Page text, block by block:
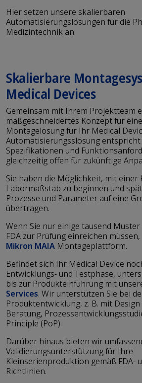
Hier setzen unsere skalierbaren
Automatisierungslösungen für die
Medizintechnik an.
Skalierbare
Medical Devices
Gemeinsam mit Ihrem Projektteam
maßgeschneidertes Konzept für
Montagelösung für Ihr Medical
Automatisierungsslösung
Spezifikationen und
gleichzeitig offen für zukünftige
Sie haben die Möglichkeit, mit einer
Labormaßstab zu beginnen und
Prozesse und Parameter auf eine
übertragen.
Wenn Sie nur einige tausend
FDA zur Prüfung einreichen
Mikron MAIA Montageplattform.
Befindet sich Ihr Medical Device
Entwicklungs- und Testphase,
bis zur Produkteinführung mit
Services. Wir unterstützen Sie bei
Produktentwicklung, z. B. mit
Beratung,
Principle (PoP).
Darüber hinaus bieten wir
Validierungsunterstützung für Ihre
Kleinserienproduktion gemäß FDA-
Richtlinien.